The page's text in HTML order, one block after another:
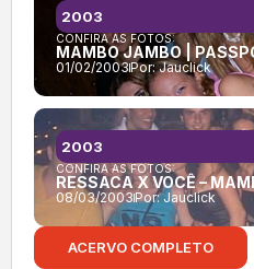
CONFIRA AS FOTOS:
MAMBO JAMBO |
01/02/2003Por:Jauclick
2003
CONFIRA AS FOTOS:
RESSACA X VOCÊ –
08/03/2003Por:Jauclick
2003
ACERVO COMPLETO